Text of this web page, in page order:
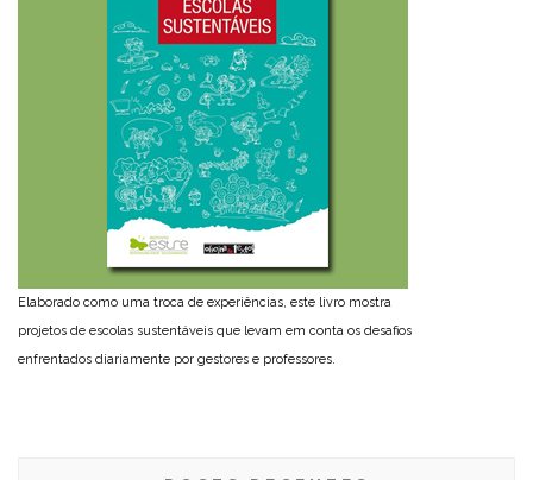
Elaborado como uma troca de experiências, este livro mostra
projetos de escolas sustentáveis que levam em conta os desafios
enfrentados diariamente por gestores e professores.